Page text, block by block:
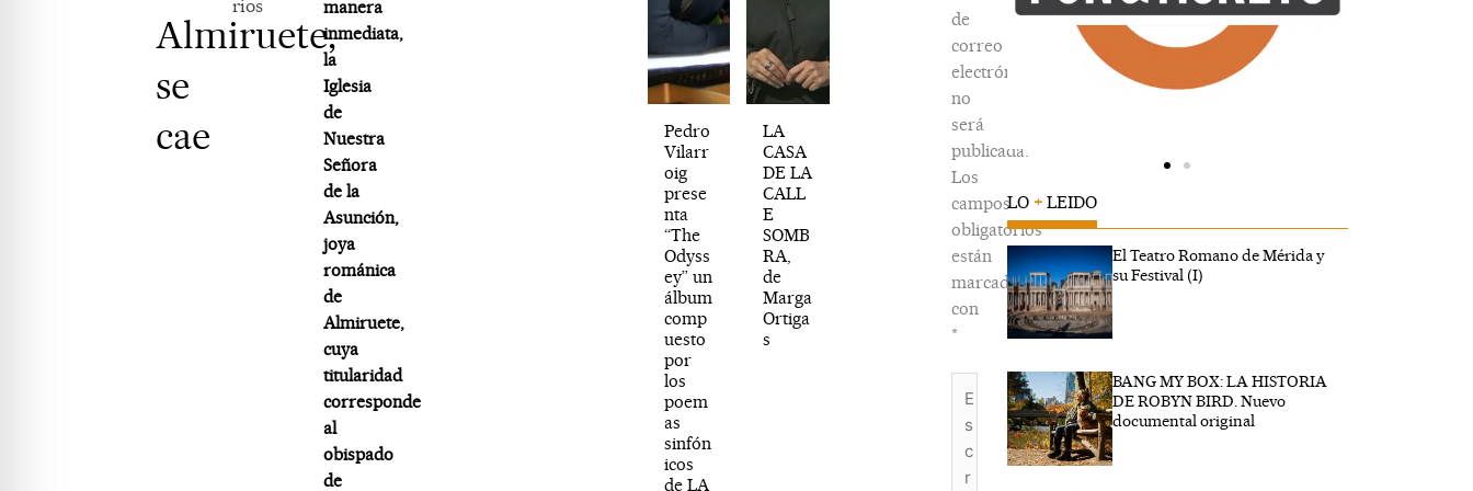
Almiruete,
se
cae
rios
manera
inmediata,
la
Iglesia
de
Nuestra
Señora
de la
Asunción,
joya
románica
de
Almiruete,
cuya
titularidad
corresponde
al
obispado
de
Pedro
Vilarr
oig
prese
nta
“The
Odyss
ey” un
álbum
comp
uesto
por
los
poem
as
sinfón
icos
de LA
LA
CASA
DE LA
CALL
E
SOMB
RA,
de
Marga
Ortiga
s
de
correo
electrónico
no
será
publicada.
Los
campos
obligatorios
están
marcados
con
*
aquí...
LO +LEIDO
El Teatro Romano de Mérida y
su Festival (I)
BANG MY BOX: LA HISTORIA
DE ROBYN BIRD. Nuevo
documental original